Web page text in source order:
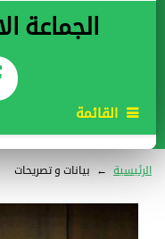
الجماعة
القائمة
الرئيسية ← بيانات و تصريحات